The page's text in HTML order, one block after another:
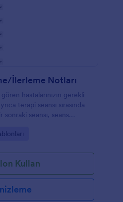
İlerleme Notları
hastalarınızın gerekli
terapi seansı sırasında
seansı, seans
Kullan